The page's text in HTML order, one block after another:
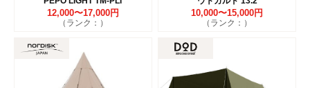
12,000〜17,000円
（ランク：）
10,000〜15,000円
（ランク：）